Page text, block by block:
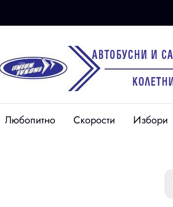
Любопитно Скорости Избори